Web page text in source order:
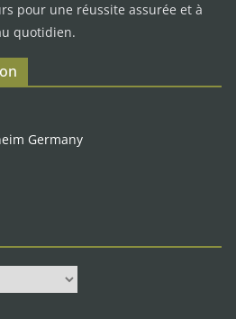
pour une réussite assurée et à
quotidien.
Germany